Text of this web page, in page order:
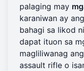
palaging may
karaniwan ay
bahagi sa likod
dapat ituon sa
magliliwanag
assault rifle o